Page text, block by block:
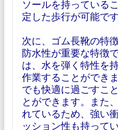
ソールを持っている
定した歩行が可能です
次に、ゴム長靴の特
防水性が重要な特徴
は、水を弾く特性を
作業することができ
でも快適に過ごすこ
とができます。また
れているため、強い
ッション性も持ってい